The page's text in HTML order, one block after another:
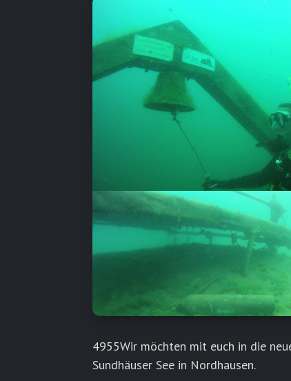
4955Wir möchten mit euch in die
Sundhäuser See in Nordhausen.